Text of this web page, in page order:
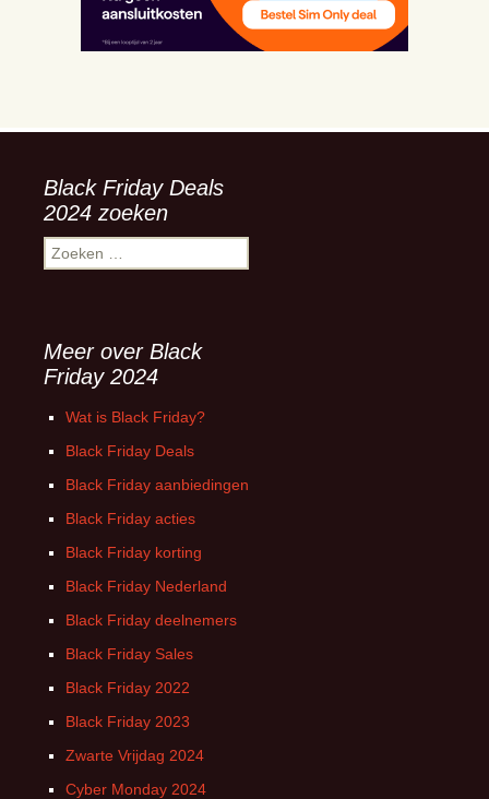
Black Friday Deals
2024 zoeken
Zoeken
naar:
Meer over Black
Friday 2024
Wat is Black Friday?
Black Friday Deals
Black Friday aanbiedingen
Black Friday acties
Black Friday korting
Black Friday Nederland
Black Friday deelnemers
Black Friday Sales
Black Friday 2022
Black Friday 2023
Zwarte Vrijdag 2024
Cyber Monday 2024